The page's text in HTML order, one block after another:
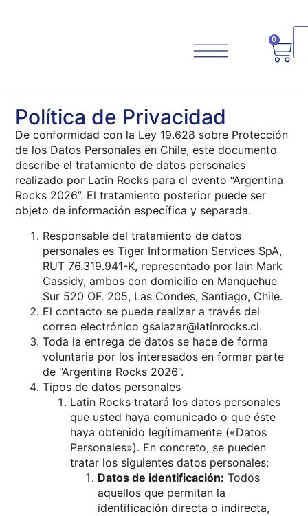
0
Política de Privacidad
De conformidad con la Ley 19.628 sobre Protección
de los Datos Personales en Chile, este documento
describe el tratamiento de datos personales
realizado por Latin Rocks para el evento “Argentina
Rocks 2026”. El tratamiento posterior puede ser
objeto de información específica y separada.
Responsable del tratamiento de datos
personales es Tiger Information Services SpA,
RUT 76.319.941-K, representado por Iain Mark
Cassidy, ambos con domicilio en Manquehue
Sur 520 OF. 205, Las Condes, Santiago, Chile.
El contacto se puede realizar a través del
correo electrónico gsalazar@latinrocks.cl.
Toda la entrega de datos se hace de forma
voluntaria por los interesados en formar parte
de “Argentina Rocks 2026”.
Tipos de datos personales
Latin Rocks tratará los datos personales
que usted haya comunicado o que éste
haya obtenido legítimamente («Datos
Personales»). En concreto, se pueden
tratar los siguientes datos personales:
Datos de identificación: Todos
aquellos que permitan la
identificación directa o indirecta,